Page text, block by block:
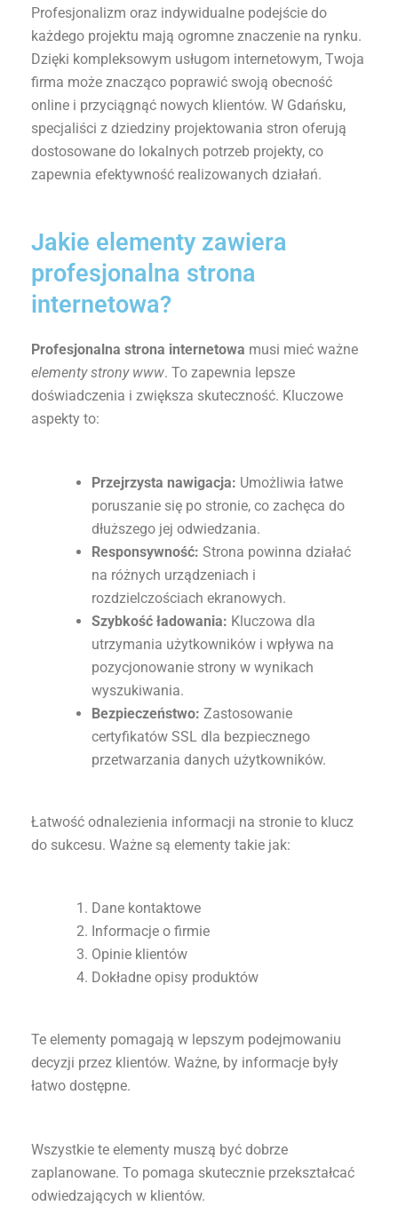
Profesjonalizm oraz indywidualne podejście do
każdego projektu mają ogromne znaczenie na rynku.
Dzięki kompleksowym usługom internetowym, Twoja
firma może znacząco poprawić swoją obecność
online i przyciągnąć nowych klientów. W Gdańsku,
specjaliści z dziedziny projektowania stron oferują
dostosowane do lokalnych potrzeb projekty, co
zapewnia efektywność realizowanych działań.
Jakie elementy zawiera
profesjonalna strona
internetowa?
Profesjonalna strona internetowa musi mieć ważne
elementy strony www. To zapewnia lepsze
doświadczenia i zwiększa skuteczność. Kluczowe
aspekty to:
Przejrzysta nawigacja: Umożliwia łatwe
poruszanie się po stronie, co zachęca do
dłuższego jej odwiedzania.
Responsywność: Strona powinna działać
na różnych urządzeniach i
rozdzielczościach ekranowych.
Szybkość ładowania: Kluczowa dla
utrzymania użytkowników i wpływa na
pozycjonowanie strony w wynikach
wyszukiwania.
Bezpieczeństwo: Zastosowanie
certyfikatów SSL dla bezpiecznego
przetwarzania danych użytkowników.
Łatwość odnalezienia informacji na stronie to klucz
do sukcesu. Ważne są elementy takie jak:
Dane kontaktowe
Informacje o firmie
Opinie klientów
Dokładne opisy produktów
Te elementy pomagają w lepszym podejmowaniu
decyzji przez klientów. Ważne, by informacje były
łatwo dostępne.
Wszystkie te elementy muszą być dobrze
zaplanowane. To pomaga skutecznie przekształcać
odwiedzających w klientów.